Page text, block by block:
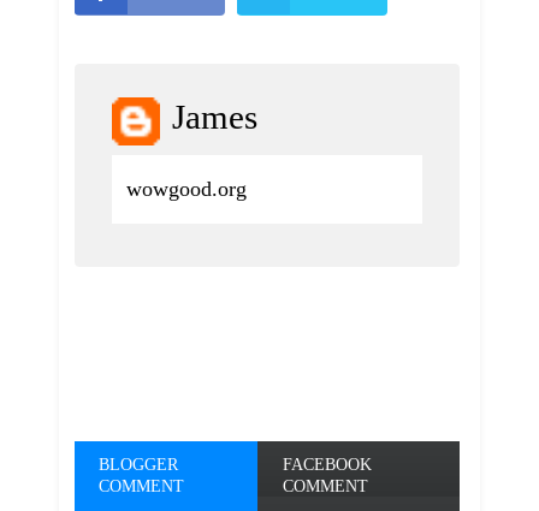
James
wowgood.org
BLOGGER
COMMENT
FACEBOOK
COMMENT